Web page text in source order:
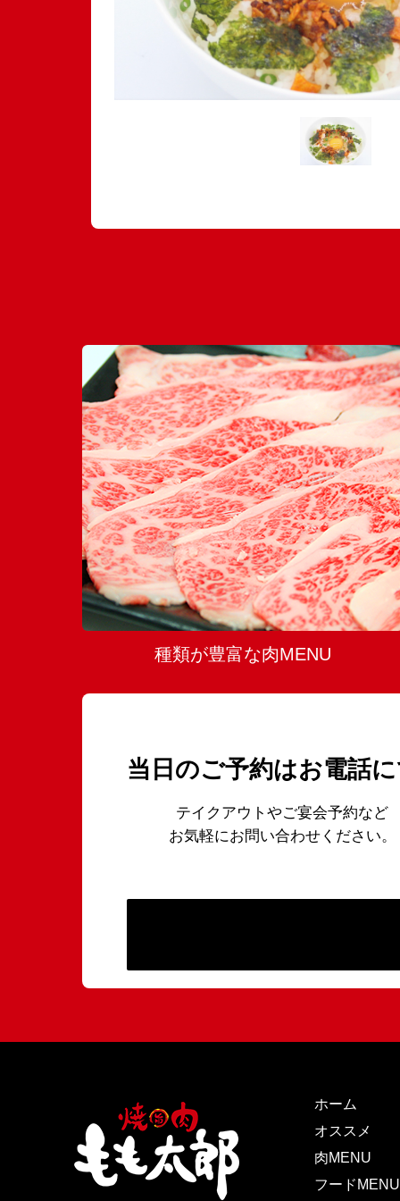
種類が豊富な肉MENU
当日のご予約はお電話
テイクアウトやご宴会予約など
お気軽にお問い合わせください。
ホーム
オススメ
肉MENU
フードMENU